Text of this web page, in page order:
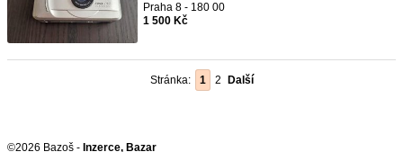
Praha 8 - 180 00
1 500 Kč
Stránka: 1 2 Další
©2026 Bazoš - Inzerce, Bazar